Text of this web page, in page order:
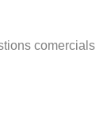
comercials